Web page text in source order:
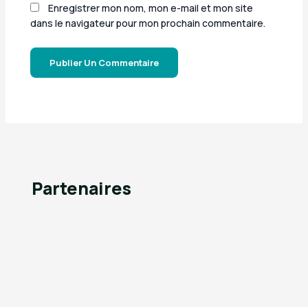
Enregistrer mon nom, mon e-mail et mon site
dans le navigateur pour mon prochain commentaire.
Partenaires